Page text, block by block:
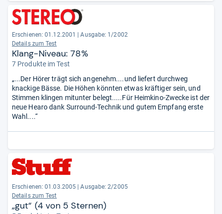
Erschienen: 01.12.2001
Ausgabe: 1/2002
Details zum Test
Klang-Niveau: 78%
7 Produkte im Test
„...Der Hörer trägt sich angenehm....und liefert durchweg
knackige Bässe. Die Höhen könnten etwas kräftiger sein, und
Stimmen klingen mitunter belegt.....Für Heimkino-Zwecke ist der
neue Hearo dank Surround-Technik und gutem Empfang erste
Wahl....“
Erschienen: 01.03.2005
Ausgabe: 2/2005
Details zum Test
„gut“ (4 von 5 Sternen)